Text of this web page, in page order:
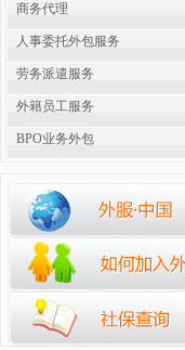
商务代理
人事委托外包服务
劳务派遣服务
外籍员工服务
BPO业务外包